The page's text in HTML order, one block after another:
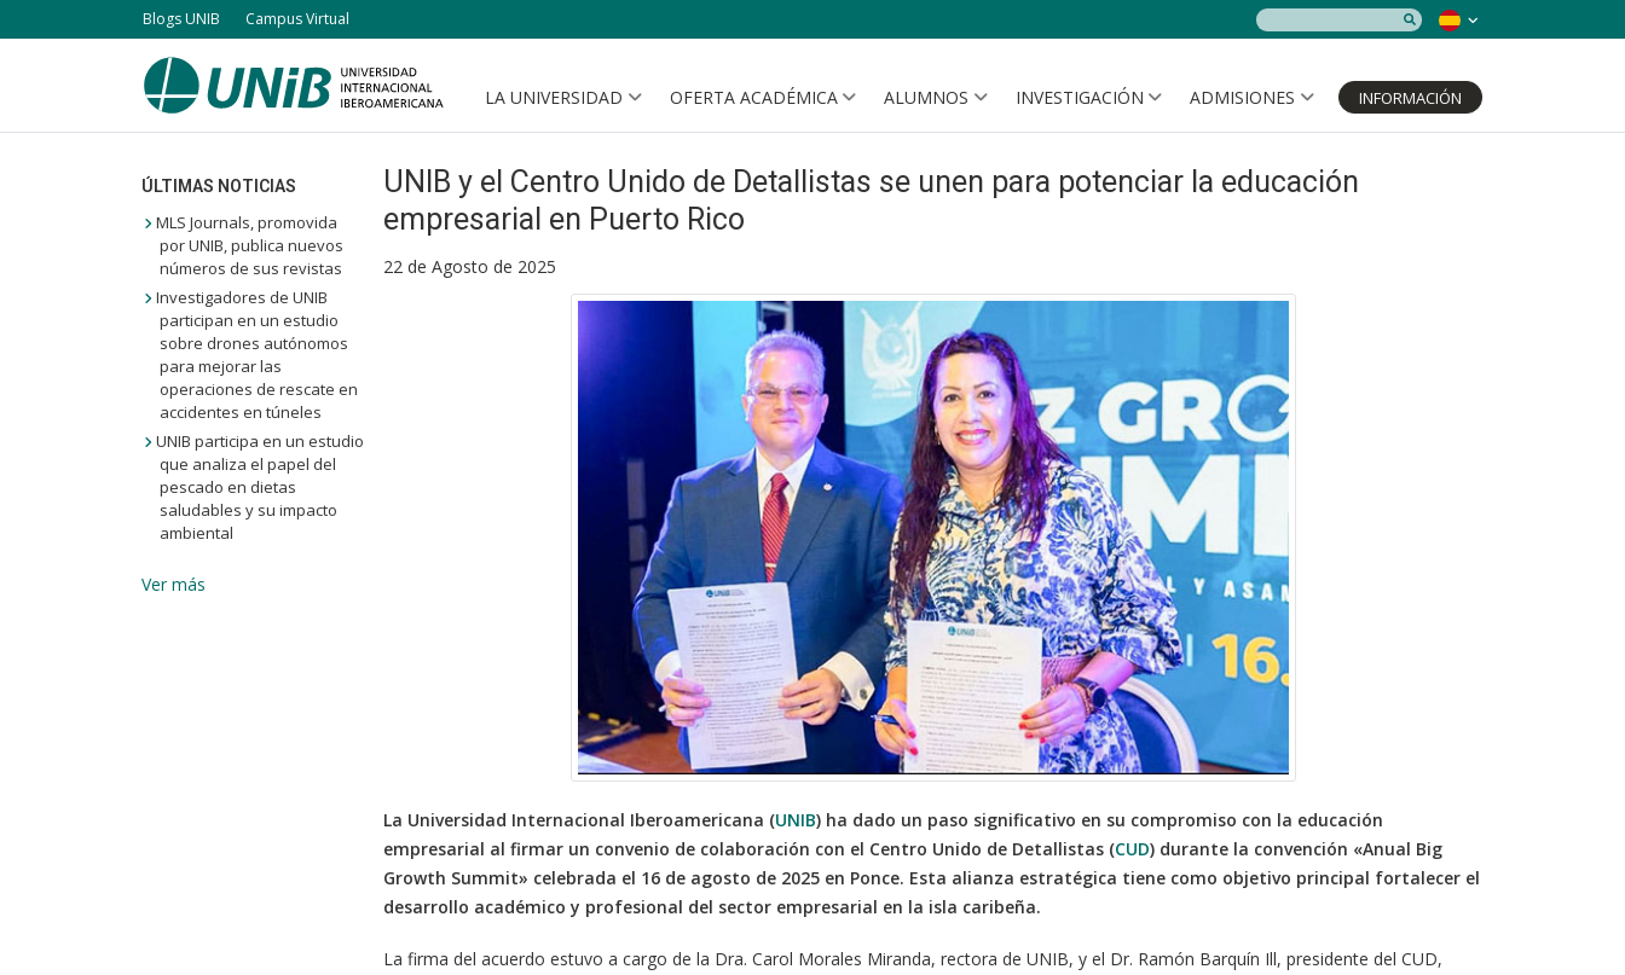
al
Blogs UNIB Campus Virtual
Navegación
principal
LA UNIVERSIDAD OFERTA ACADÉMICA ALUMNOS INVESTIGACIÓN ADMISIONES INFORMACIÓN
ÚLTIMAS NOTICIAS
MLS Journals, promovida
por UNIB, publica nuevos
números de sus revistas
Investigadores de UNIB
participan en un estudio
sobre drones autónomos
para mejorar las
operaciones de rescate en
accidentes en túneles
UNIB participa en un estudio
que analiza el papel del
pescado en dietas
saludables y su impacto
ambiental
Ver más
UNIB y el Centro Unido de Detallistas se unen para potenciar la educación
empresarial en Puerto Rico
22 de Agosto de 2025
La Universidad Internacional Iberoamericana (UNIB) ha dado un paso significativo en su compromiso con la educación
empresarial al firmar un convenio de colaboración con el Centro Unido de Detallistas (CUD) durante la convención «Anual Big
Growth Summit» celebrada el 16 de agosto de 2025 en Ponce. Esta alianza estratégica tiene como objetivo principal fortalecer el
desarrollo académico y profesional del sector empresarial en la isla caribeña.
La firma del acuerdo estuvo a cargo de la Dra. Carol Morales Miranda, rectora de UNIB, y el Dr. Ramón Barquín Ill, presidente del CUD,